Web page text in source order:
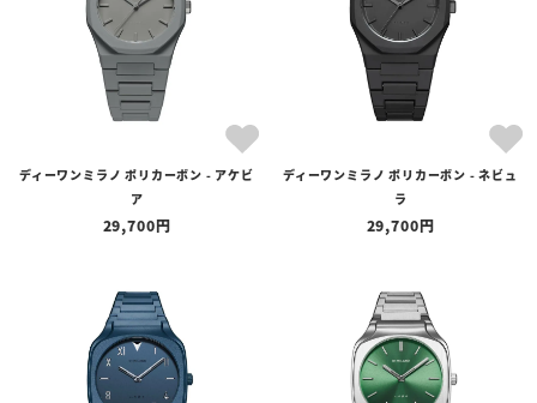
ディーワンミラノ ポリカーボン - アケビ
ア
29,700
ディーワンミラノ ポリカーボン - ネビュ
ラ
29,700